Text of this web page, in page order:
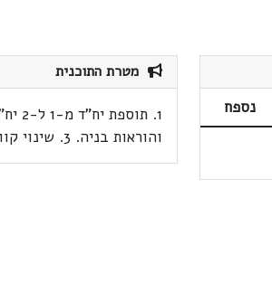
נספח
מטרת התוכנית
והוראות בניה. 3. שינוי קווי בנין. 4. הנחיות בינוי.